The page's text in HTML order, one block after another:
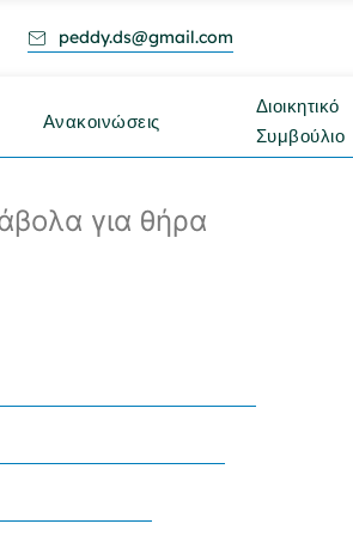
peddy.ds@gmail.com
Ανακοινώσεις
Διοικητικό
Συμβούλιο
για θήρα